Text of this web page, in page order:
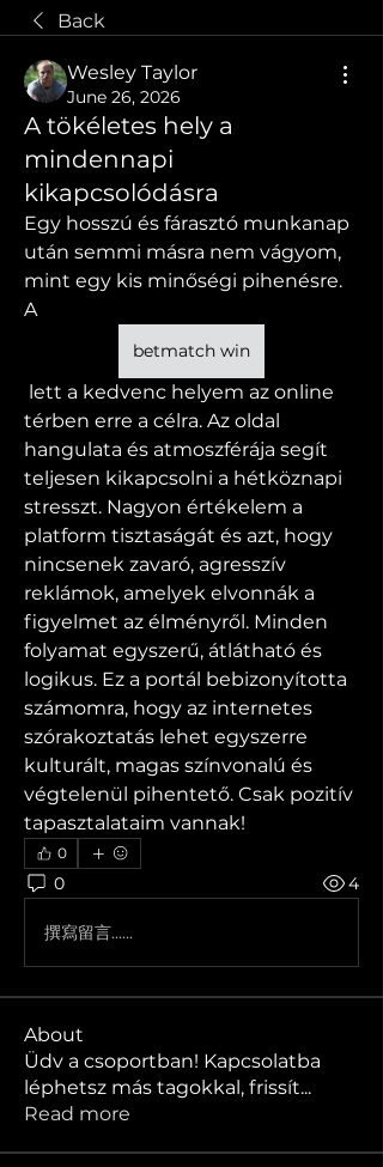
Back
Wesley Taylor
June 26, 2026
A tökéletes hely a
mindennapi
kikapcsolódásra
Egy hosszú és fárasztó munkanap
után semmi másra nem vágyom,
mint egy kis minőségi pihenésre.
A
betmatch win
térben erre a célra. Az oldal
hangulata és atmoszférája segít
teljesen kikapcsolni a hétköznapi
stresszt. Nagyon értékelem a
platform tisztaságát és azt, hogy
nincsenek zavaró, agresszív
reklámok, amelyek elvonnák a
figyelmet az élményről. Minden
folyamat egyszerű, átlátható és
logikus. Ez a portál bebizonyította
számomra, hogy az internetes
szórakoztatás lehet egyszerre
kulturált, magas színvonalú és
végtelenül pihentető. Csak pozitív
tapasztalataim vannak!
0
0 4
撰寫留言......
About
Üdv a csoportban! Kapcsolatba
léphetsz más tagokkal, frissít...
Read more